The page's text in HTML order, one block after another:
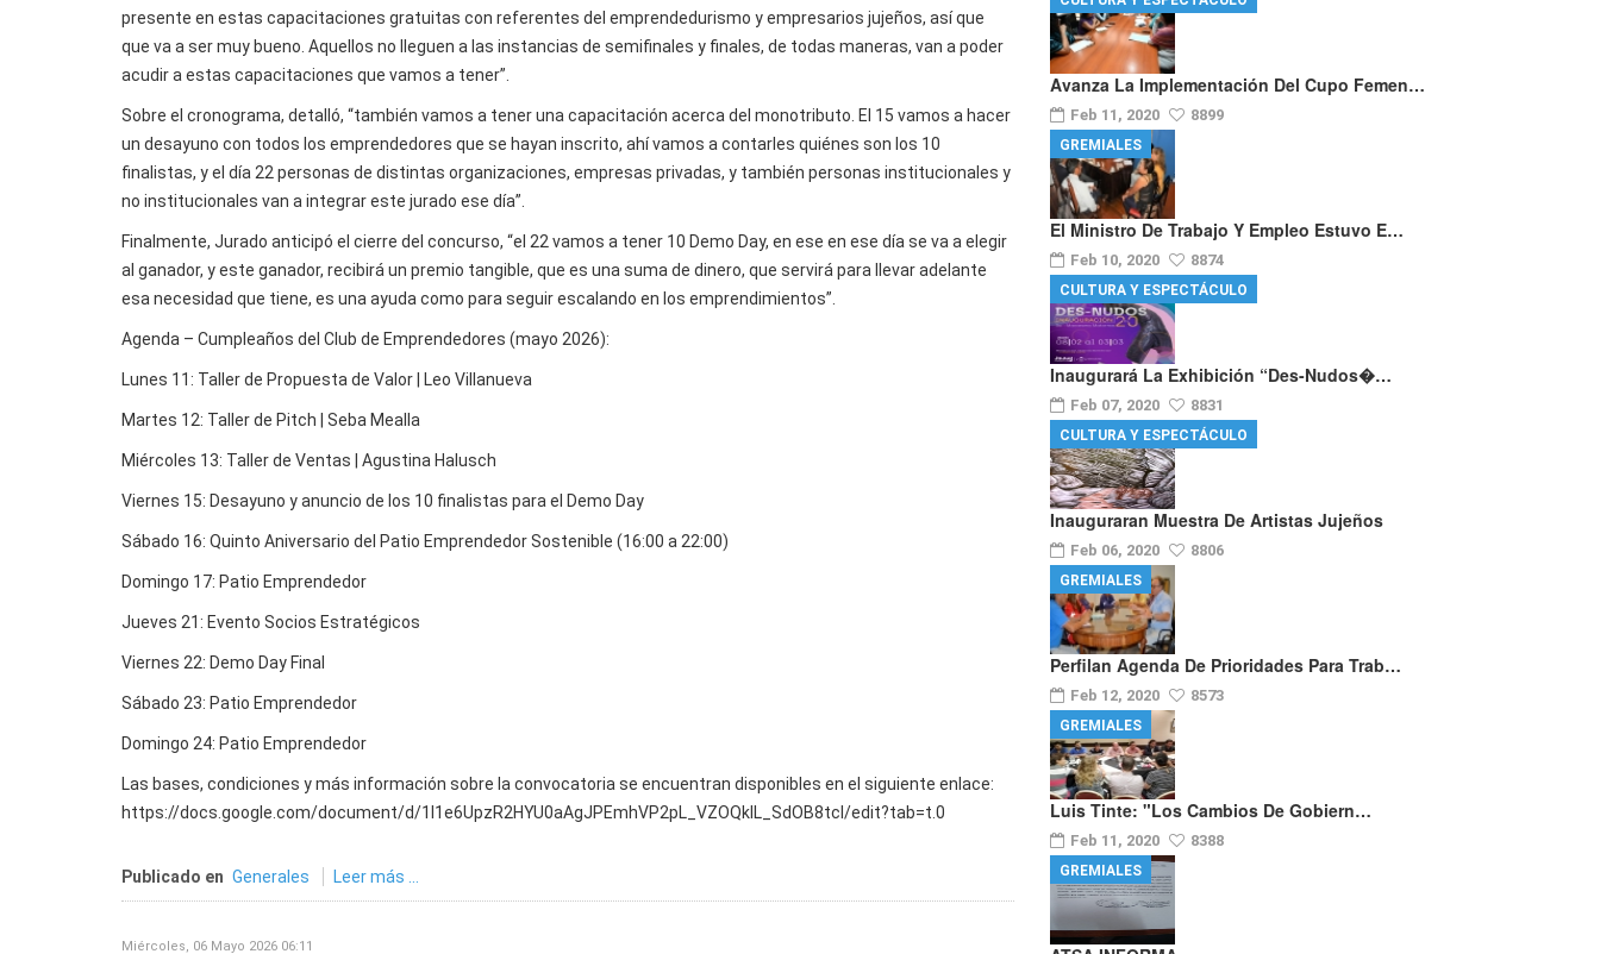
presente en estas capacitaciones gratuitas con referentes del emprendedurismo y empresarios jujeños, así que
que va a ser muy bueno. Aquellos no lleguen a las instancias de semifinales y finales, de todas maneras, van a poder
acudir a estas capacitaciones que vamos a tener”.
Sobre el cronograma, detalló, “también vamos a tener una capacitación acerca del monotributo. El 15 vamos a hacer
un desayuno con todos los emprendedores que se hayan inscrito, ahí vamos a contarles quiénes son los 10
finalistas, y el día 22 personas de distintas organizaciones, empresas privadas, y también personas institucionales y
no institucionales van a integrar este jurado ese día”.
Finalmente, Jurado anticipó el cierre del concurso, “el 22 vamos a tener 10 Demo Day, en ese en ese día se va a elegir
al ganador, y este ganador, recibirá un premio tangible, que es una suma de dinero, que servirá para llevar adelante
esa necesidad que tiene, es una ayuda como para seguir escalando en los emprendimientos”.
Agenda – Cumpleaños del Club de Emprendedores (mayo 2026):
Lunes 11: Taller de Propuesta de Valor | Leo Villanueva
Martes 12: Taller de Pitch | Seba Mealla
Miércoles 13: Taller de Ventas | Agustina Halusch
Viernes 15: Desayuno y anuncio de los 10 finalistas para el Demo Day
Sábado 16: Quinto Aniversario del Patio Emprendedor Sostenible (16:00 a 22:00)
Domingo 17: Patio Emprendedor
Jueves 21: Evento Socios Estratégicos
Viernes 22: Demo Day Final
Sábado 23: Patio Emprendedor
Domingo 24: Patio Emprendedor
Las bases, condiciones y más información sobre la convocatoria se encuentran disponibles en el siguiente enlace:
https://docs.google.com/document/d/1l1e6UpzR2HYU0aAgJPEmhVP2pL_VZOQklL_SdOB8tcI/edit?tab=t.0
Publicado en Generales Leer más ...
Miércoles, 06 Mayo 2026 06:11
Avanza La Implementación Del Cupo Femen…
Feb 11, 2020 8899
El Ministro De Trabajo Y Empleo Estuvo E…
Feb 10, 2020 8874
GREMIALES
Inaugurará La Exhibición “Des-Nudos�…
Feb 07, 2020 8831
CULTURA Y ESPECTÁCULO
Inauguraran Muestra De Artistas Jujeños
Feb 06, 2020 8806
CULTURA Y ESPECTÁCULO
Perfilan Agenda De Prioridades Para Trab…
Feb 12, 2020 8573
GREMIALES
Luis Tinte: "los Cambios De Gobiern…
Feb 11, 2020 8388
GREMIALES
GREMIALES